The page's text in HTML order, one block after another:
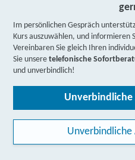
Im persönlichen Gespräch
Kurs auszuwählen, und informieren
Vereinbaren Sie gleich Ihren
Sie unseretelefonische
und unverbindlich!
Unverbindliche